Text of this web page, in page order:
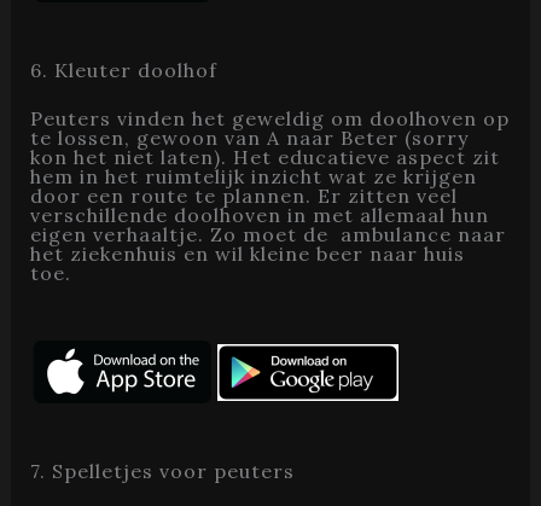
6. Kleuter doolhof
Peuters vinden het geweldig om doolhoven op
te lossen, gewoon van A naar Beter (sorry
kon het niet laten). Het educatieve aspect zit
hem in het ruimtelijk inzicht wat ze krijgen
door een route te plannen. Er zitten veel
verschillende doolhoven in met allemaal hun
eigen verhaaltje. Zo moet de ambulance naar
het ziekenhuis en wil kleine beer naar huis
toe.
7. Spelletjes voor peuters